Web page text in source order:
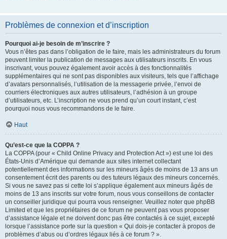
Problèmes de connexion et d’inscription
Pourquoi ai-je besoin de m’inscrire ?
Vous n’êtes pas dans l’obligation de le faire, mais les administrateurs du forum
peuvent limiter la publication de messages aux utilisateurs inscrits. En vous
inscrivant, vous pouvez également avoir accès à des fonctionnalités
supplémentaires qui ne sont pas disponibles aux visiteurs, tels que l’affichage
d’avatars personnalisés, l’utilisation de la messagerie privée, l’envoi de
courriers électroniques aux autres utilisateurs, l’adhésion à un groupe
d’utilisateurs, etc. L’inscription ne vous prend qu’un court instant, c’est
pourquoi nous vous recommandons de le faire.
Haut
Qu’est-ce que la COPPA ?
La COPPA (pour « Child Online Privacy and Protection Act ») est une loi des
États-Unis d’Amérique qui demande aux sites internet collectant
potentiellement des informations sur les mineurs âgés de moins de 13 ans un
consentement écrit des parents ou des tuteurs légaux des mineurs concernés.
Si vous ne savez pas si cette loi s’applique également aux mineurs âgés de
moins de 13 ans inscrits sur votre forum, nous vous conseillons de contacter
un conseiller juridique qui pourra vous renseigner. Veuillez noter que phpBB
Limited et que les propriétaires de ce forum ne peuvent pas vous proposer
d’assistance légale et ne doivent donc pas être contactés à ce sujet, excepté
lorsque l’assistance porte sur la question « Qui dois-je contacter à propos de
problèmes d’abus ou d’ordres légaux liés à ce forum ? ».